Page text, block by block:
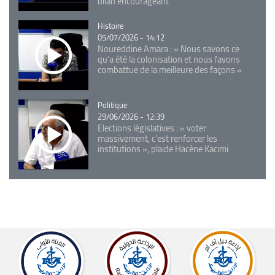
Catégorie
Histoire
05/07/2026 - 14:12
Noureddine Amara : « Nous savons ce
qu’a été la colonisation et nous l’avons
combattue de la meilleure des façons »
Catégorie
Politique
29/06/2026 - 12:39
Elections législatives : « voter
massivement, c'est renforcer les
institutions », plaide Hacène Kacimi